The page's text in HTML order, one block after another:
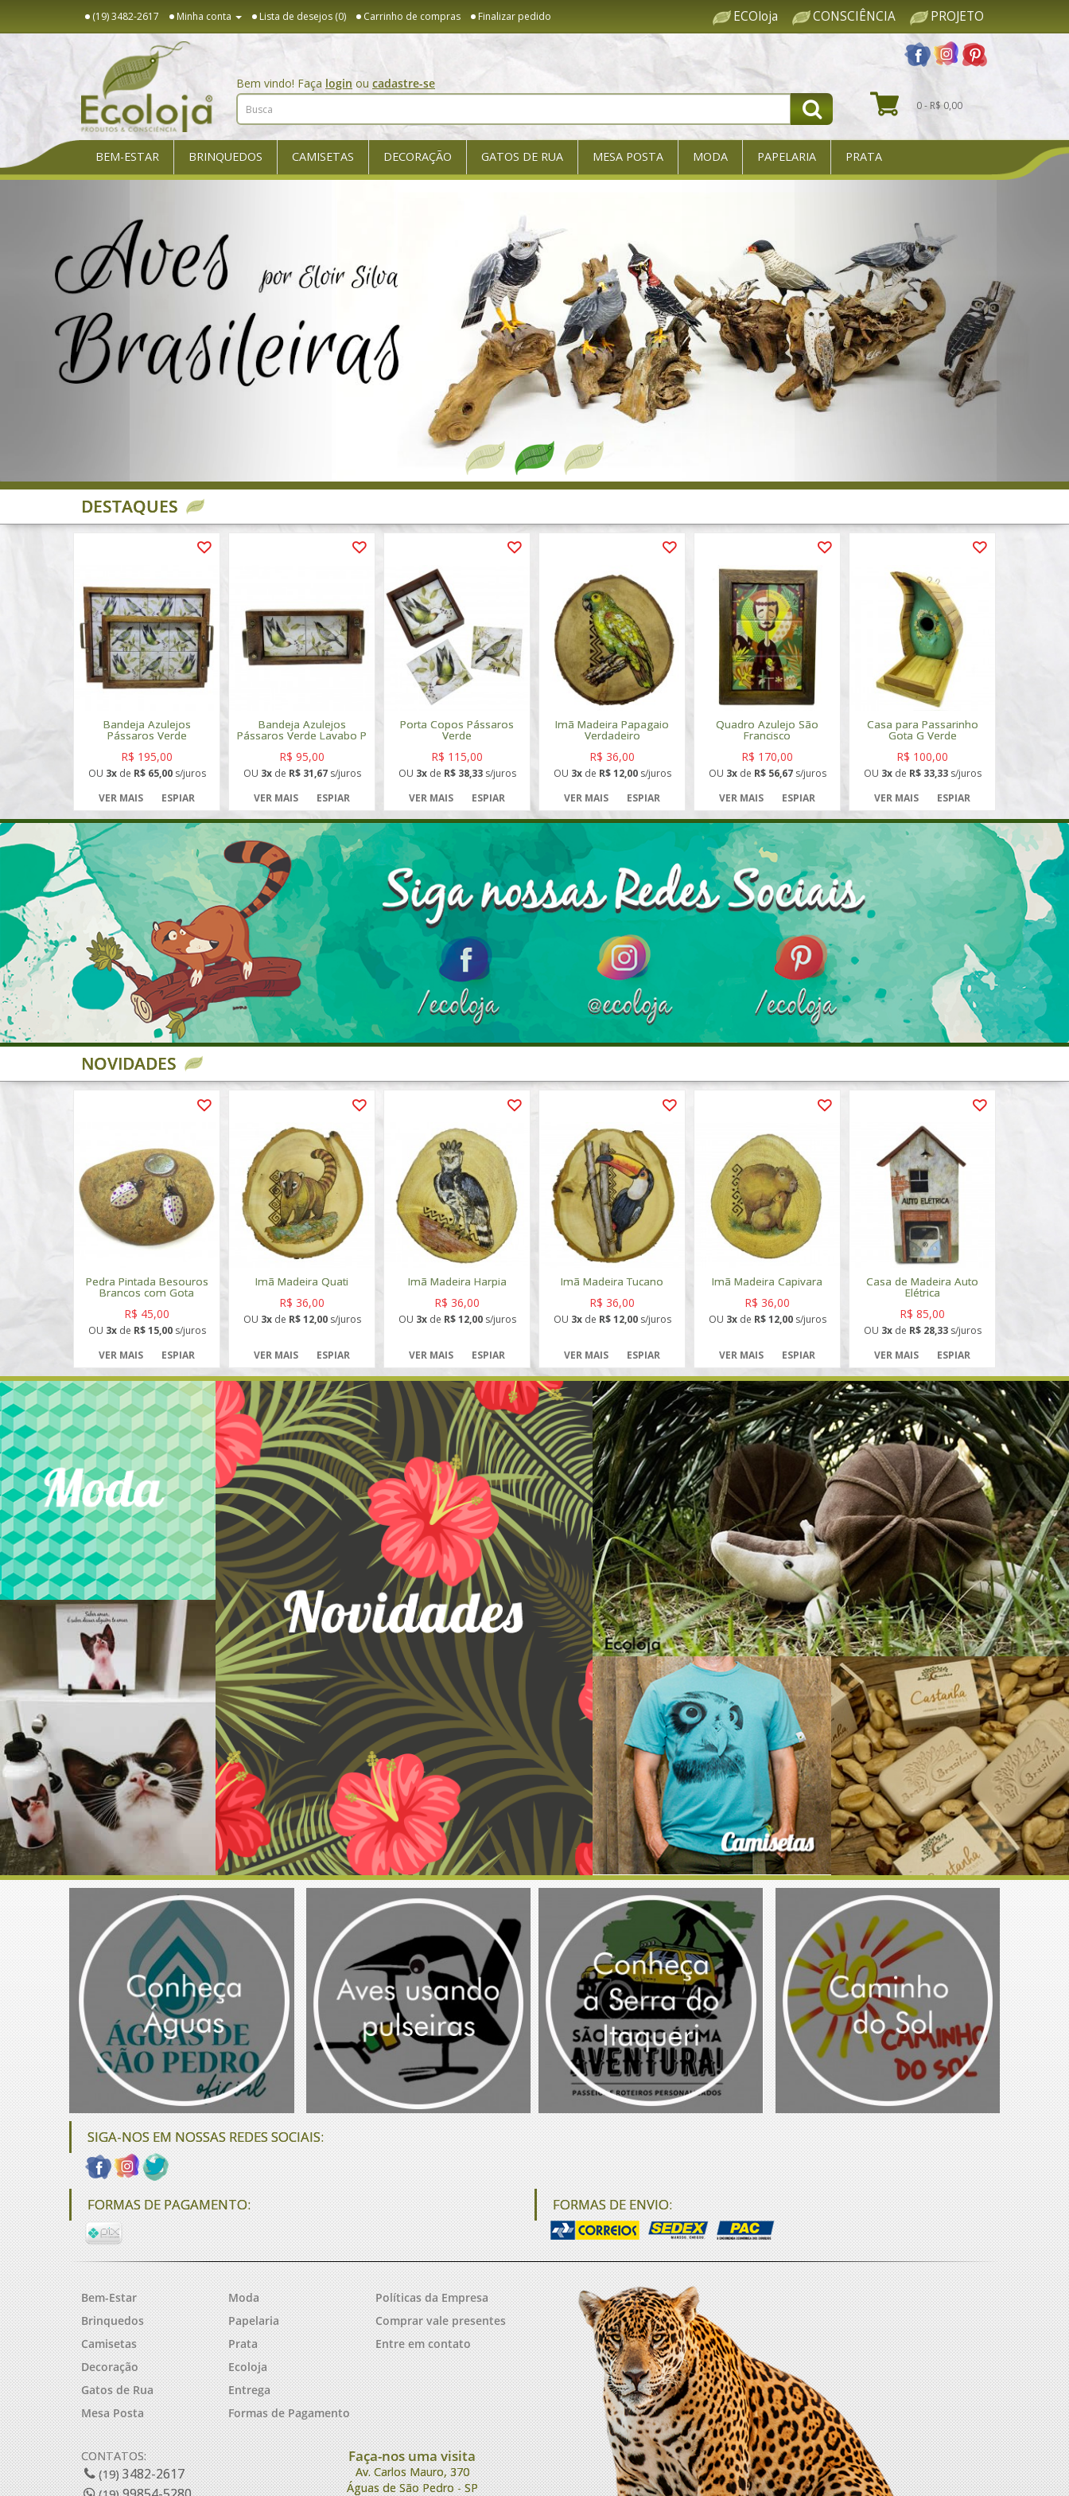
(19) 3482-2617 Minha conta Lista de desejos (0) Carrinho de compras Finalizar pedido ECOloja CONSCIÊNCIA PROJETO
Bem vindo! Faça login ou cadastre-se
0 - R$ 0,00
BEM-ESTAR BRINQUEDOS CAMISETAS DECORAÇÃO GATOS DE RUA MESA POSTA MODA PAPELARIA PRATA
DESTAQUES
Bandeja Azulejos
Pássaros Verde
R$ 195,00
OU 3xde R$ 65,00s/juros
VER MAIS
ESPIAR
Bandeja Azulejos
Pássaros Verde Lavabo P
R$ 95,00
OU 3xde R$ 31,67s/juros
VER MAIS
ESPIAR
Porta Copos Pássaros
Verde
R$ 115,00
OU 3xde R$ 38,33s/juros
VER MAIS
ESPIAR
Imã Madeira Papagaio
Verdadeiro
R$ 36,00
OU 3xde R$ 12,00s/juros
VER MAIS
ESPIAR
Quadro Azulejo São
Francisco
R$ 170,00
OU 3xde R$ 56,67s/juros
VER MAIS
ESPIAR
Casa para Passarinho
Gota G Verde
R$ 100,00
OU 3xde R$ 33,33s/juros
VER MAIS
ESPIAR
NOVIDADES
Pedra Pintada Besouros
Brancos com Gota
R$ 45,00
OU 3xde R$ 15,00s/juros
VER MAIS
ESPIAR
Imã Madeira Quati
R$ 36,00
OU 3xde R$ 12,00s/juros
VER MAIS ESPIAR
Imã Madeira Harpia
R$ 36,00
OU 3xde R$ 12,00s/juros
VER MAIS ESPIAR
Imã Madeira Tucano
R$ 36,00
OU 3xde R$ 12,00s/juros
VER MAIS ESPIAR
Imã Madeira Capivara
R$ 36,00
OU 3xde R$ 12,00s/juros
VER MAIS ESPIAR
Casa de Madeira Auto
Elétrica
R$ 85,00
OU 3xde R$ 28,33s/juros
VER MAIS
ESPIAR
SIGA-NOS EM NOSSAS REDES SOCIAIS:
FORMAS DE PAGAMENTO: FORMAS DE ENVIO:
Bem-Estar
Brinquedos
Camisetas
Decoração
Gatos de Rua
Mesa Posta
Moda
Papelaria
Prata
Ecoloja
Entrega
Formas de Pagamento
Políticas da Empresa
Comprar vale presentes
Entre em contato
CONTATOS:
(19)3482-2617
Faça-nos uma visita
Av. Carlos Mauro, 370
Águas de São Pedro - SP